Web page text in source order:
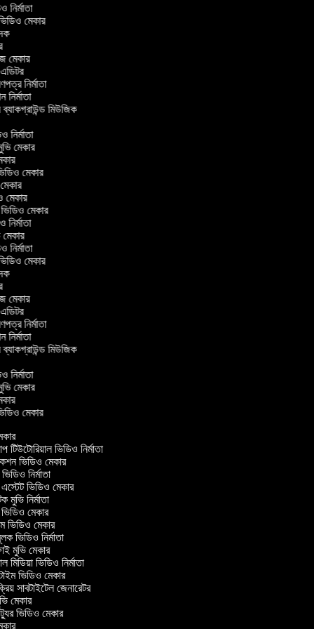
নির্মাতা
মেকার
মেকার
এডিটর
নির্মাতা
নির্মাতা
ব্যাকগ্রাউন্ড মিউজিক
নির্মাতা
মেকার
মেকার
মেকার
মেকার
মেকার
নির্মাতা
মেকার
নির্মাতা
মেকার
মেকার
এডিটর
নির্মাতা
নির্মাতা
ব্যাকগ্রাউন্ড মিউজিক
নির্মাতা
মেকার
মেকার
ভিডিও নির্মাতা
ভিডিও মেকার
নির্মাতা
ভিডিও মেকার
মুভি নির্মাতা
মেকার
ভিডিও মেকার
ভিডিও নির্মাতা
মুভি মেকার
ভিডিও নির্মাতা
ভিডিও মেকার
সাবটাইটেল জেনারেটর
মেকার
ভিডিও মেকার